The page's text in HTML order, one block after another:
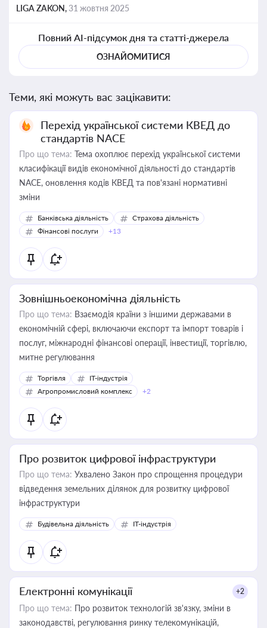
LIGA ZAKON,31 жовтня 2025
Повний AI-підсумок дня та статті-джерела
ОЗНАЙОМИТИСЯ
Теми, які можуть вас зацікавити:
Перехід української системи КВЕД до
стандартів NACE
Про що тема: Тема охоплює перехід української системи
класифікації видів економічної діяльності до стандартів
NACE, оновлення кодів КВЕД та пов'язані нормативні
зміни
Банківська діяльність
Страхова діяльність
Фінансові послуги
+13
Зовнішньоекономічна діяльність
Про що тема: Взаємодія країни з іншими державами в
економічній сфері, включаючи експорт та імпорт товарів і
послуг, міжнародні фінансові операції, інвестиції, торгівлю,
митне регулювання
Торгівля
IT-індустрія
Агропромисловий комплекс
+2
Про розвиток цифрової інфраструктури
Про що тема: Ухвалено Закон про спрощення процедури
відведення земельних ділянок для розвитку цифрової
інфраструктури
Будівельна діяльність IT-індустрія
Електронні комунікації +2
Про що тема: Про розвиток технологій зв'язку, зміни в
законодавстві, регулювання ринку телекомунікацій,